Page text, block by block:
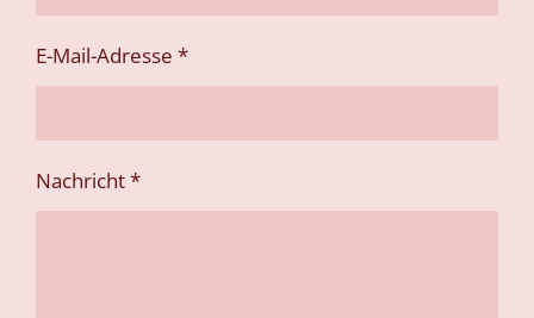
E-Mail-Adresse *
Nachricht *